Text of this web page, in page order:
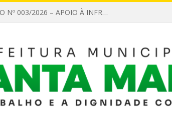
EDITAL DE CHAMAMENTO PÚBLICO Nº 003/2026 – APOIO À INFRAESTRUTURA CULTURAL